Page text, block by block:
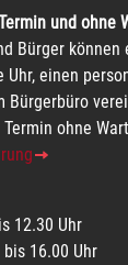
und ohne
Bürger können
Uhr, einen
Bürgerbüro
ohne
12.30 Uhr
16.00 Uhr